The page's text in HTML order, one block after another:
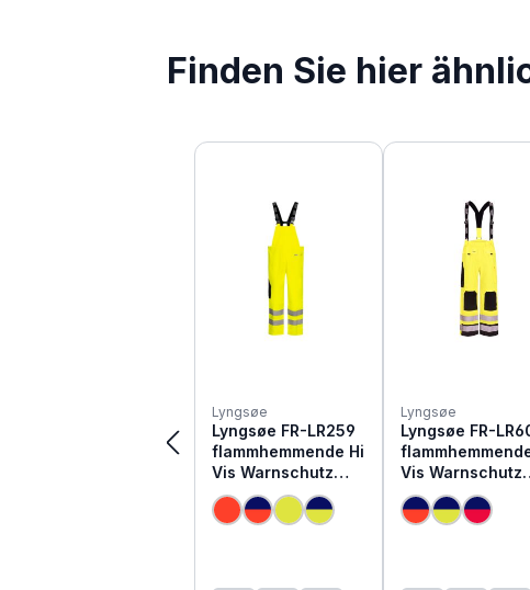
Finden Sie hier
Produktgalerie überspringen
Lyngsøe
Lyngsøe FR-LR259
flammhemmende Hi
Vis Warnschutz
Regen Latzhose
Lyngsøe
Lyngsøe FR-
Vis Warnschutz
Regen Latzhose